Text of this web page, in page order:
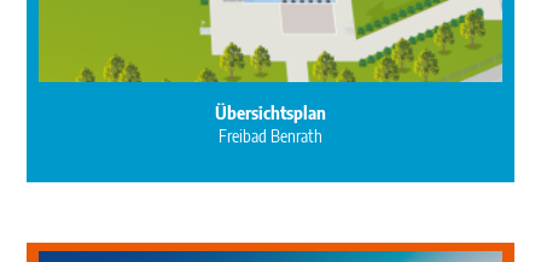
Übersichtsplan
Freibad Benrath